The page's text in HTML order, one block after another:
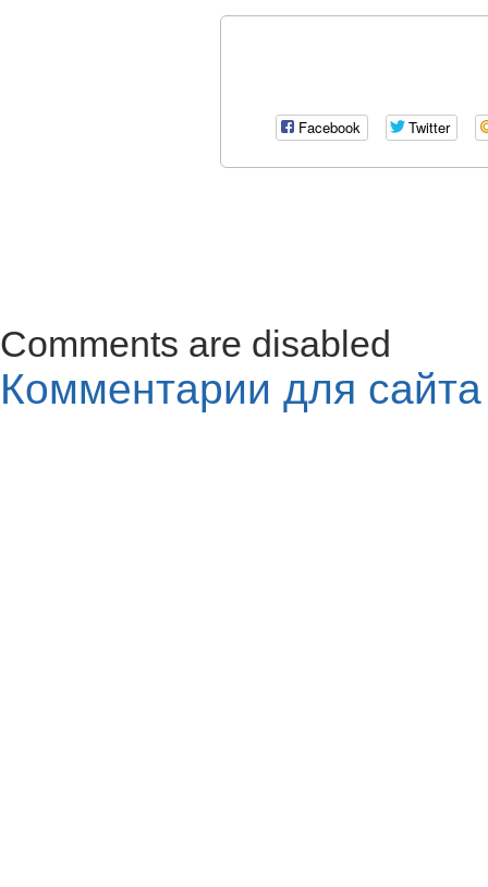
Facebook Twitter
Comments are disabled
Комментарии для